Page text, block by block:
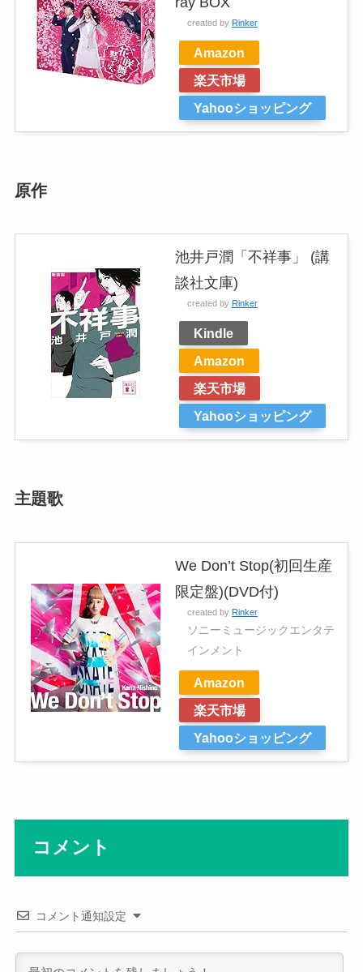
created by Rinker
Amazon
楽天市場
Yahooショッピング
原作
池井戸潤「不祥事」 (講
談社文庫)
created by Rinker
Kindle
Amazon
楽天市場
Yahooショッピング
主題歌
We Don’t Stop(初回生産
限定盤)(DVD付)
created by Rinker
ソニーミュージックエンタテ
インメント
Amazon
楽天市場
Yahooショッピング
コメント
コメント通知設定